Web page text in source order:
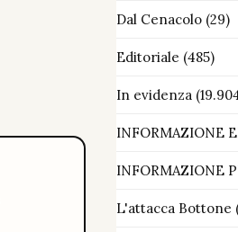
Dal Cenacolo(29)
Editoriale (485)
In evidenza
INFORMAZIONE
INFORMAZIONE
L'attacca Bottone